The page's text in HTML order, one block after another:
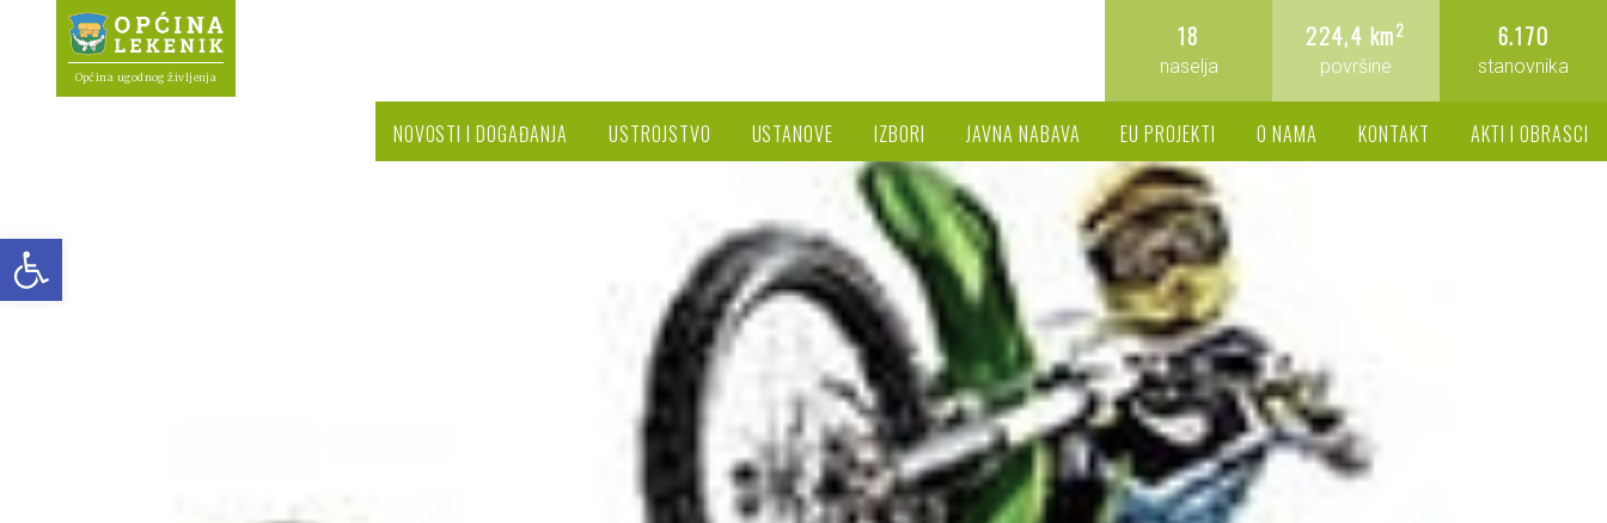
Open toolbar
Općina ugodnog življenja
6.170
stanovnika
224,4 km2
površine
18
naselja
NOVOSTI I DOGAĐANJA USTROJSTVO USTANOVE IZBORI JAVNA NABAVA EU PROJEKTI O NAMA KONTAKT AKTI I OBRASCI